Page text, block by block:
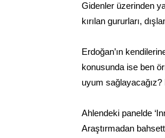
Gidenler üzerinden
kırılan gururları,
Erdoğan’ın
konusunda ise ben
uyum sağlayacağız?
Ahlendeki panelde
Araştırmadan